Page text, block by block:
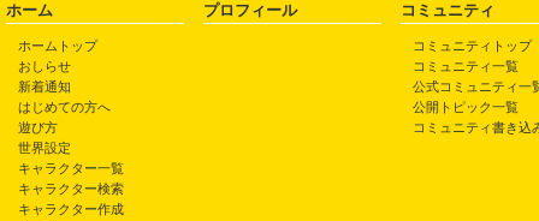
ホーム
ホームトップ
おしらせ
新着通知
はじめての方へ
遊び方
世界設定
キャラクター一覧
キャラクター検索
キャラクター作成
プロフィール コミュニティ
コミュニティトップ
コミュニティ一覧
公式コミュニティ一
公開トピック一覧
コミュニティ書き込